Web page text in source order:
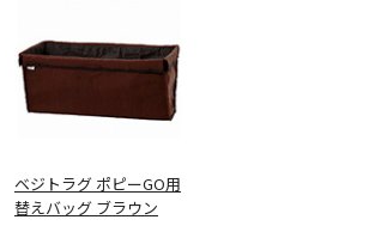
ベジトラグ ポピーGO用
替えバッグ ブラウン